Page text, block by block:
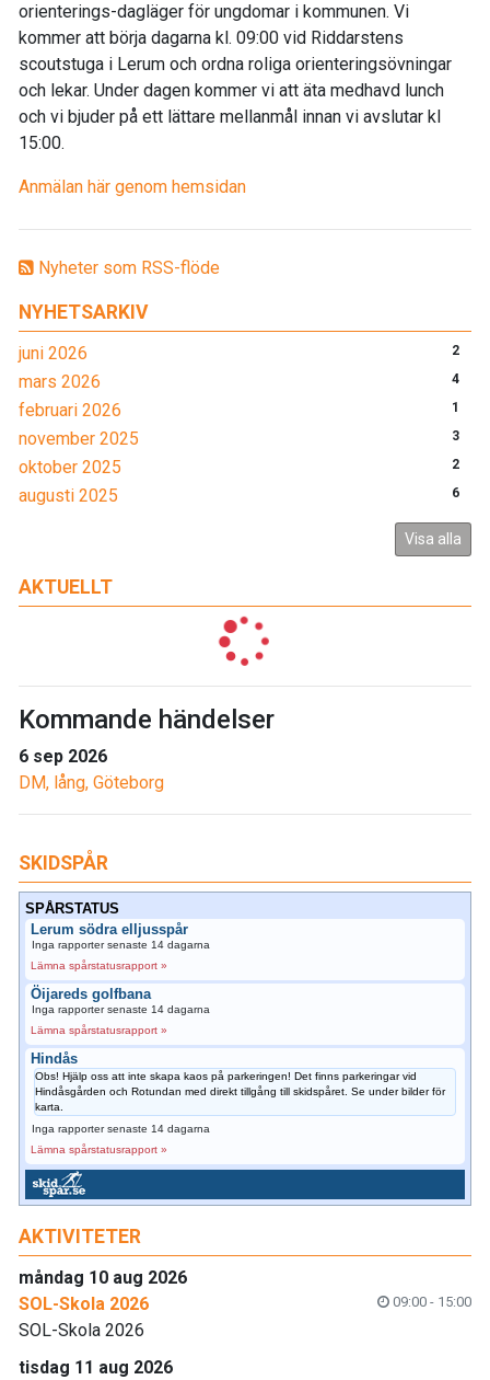
Nyheter som RSS-flöde
NYHETSARKIV
juni 2026 2
mars 2026 4
februari 2026 1
november 2025 3
oktober 2025 2
augusti 2025 6
Visa alla
AKTUELLT
Kommande händelser
6 sep 2026
DM, lång, Göteborg
SKIDSPÅR
SPÅRSTATUS
Lerum södra elljusspår
Inga rapporter senaste 14 dagarna
Lämna spårstatusrapport »
Öijareds golfbana
Inga rapporter senaste 14 dagarna
Lämna spårstatusrapport »
Hindås
Obs! Hjälp oss att inte skapa kaos på parkeringen! Det finns parkeringar vid
Hindåsgården och Rotundan med direkt tillgång till skidspåret. Se under bilder för
karta.
Inga rapporter senaste 14 dagarna
Lämna spårstatusrapport »
orienterings-dagläger för ungdomar i kommunen. Vi
kommer att börja dagarna kl. 09:00 vid Riddarstens
scoutstuga i Lerum och ordna roliga orienteringsövningar
och lekar. Under dagen kommer vi att äta medhavd lunch
och vi bjuder på ett lättare mellanmål innan vi avslutar kl
15:00.
Anmälan här genom hemsidan
AKTIVITETER
måndag 10 aug 2026
SOL-Skola 2026
09:00 - 15:00
SOL-Skola 2026
tisdag 11 aug 2026